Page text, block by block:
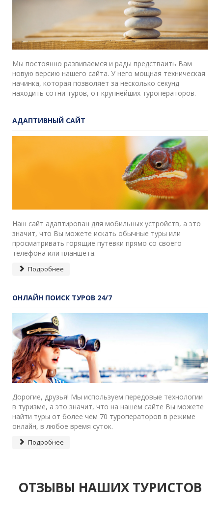
Мы постоянно развиваемся и рады предстваить Вам
новую версию нашего сайта. У него мощная техническая
начинка, которая позволяет за несколько секунд
находить сотни туров, от крупнейших туроператоров.
АДАПТИВНЫЙ САЙТ
Наш сайт адаптирован для мобильных устройств, а это
значит, что Вы можете искать обычные туры или
просматривать горящие путевки прямо со своего
телефона или планшета.
Подробнее
ОНЛАЙН ПОИСК ТУРОВ 24/7
Дорогие, друзья! Мы используем передовые технологии
в туризме, а это значит, что на нашем сайте Вы можете
найти туры от более чем 70 туроператоров в режиме
онлайн, в любое время суток.
Подробнее
ОТЗЫВЫ НАШИХ ТУРИСТОВ